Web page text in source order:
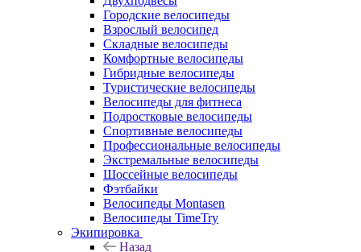
Городские велосипеды
Взрослый велосипед
Складные велосипеды
Комфортные велосипеды
Гибридные велосипеды
Туристические велосипеды
Велосипеды для фитнеса
Подростковые велосипеды
Спортивные велосипеды
Профессиональные велосипеды
Экстремальные велосипеды
Шоссейные велосипеды
Фэтбайки
Велосипеды Montasen
Велосипеды TimeTry
Экипировка
Назад